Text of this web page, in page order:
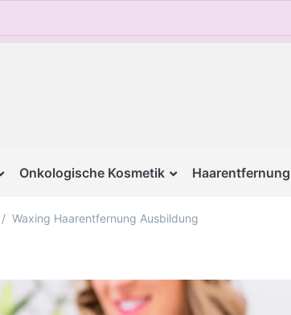
Onkologische Kosmetik Haarentfernung
Waxing Haarentfernung Ausbildung